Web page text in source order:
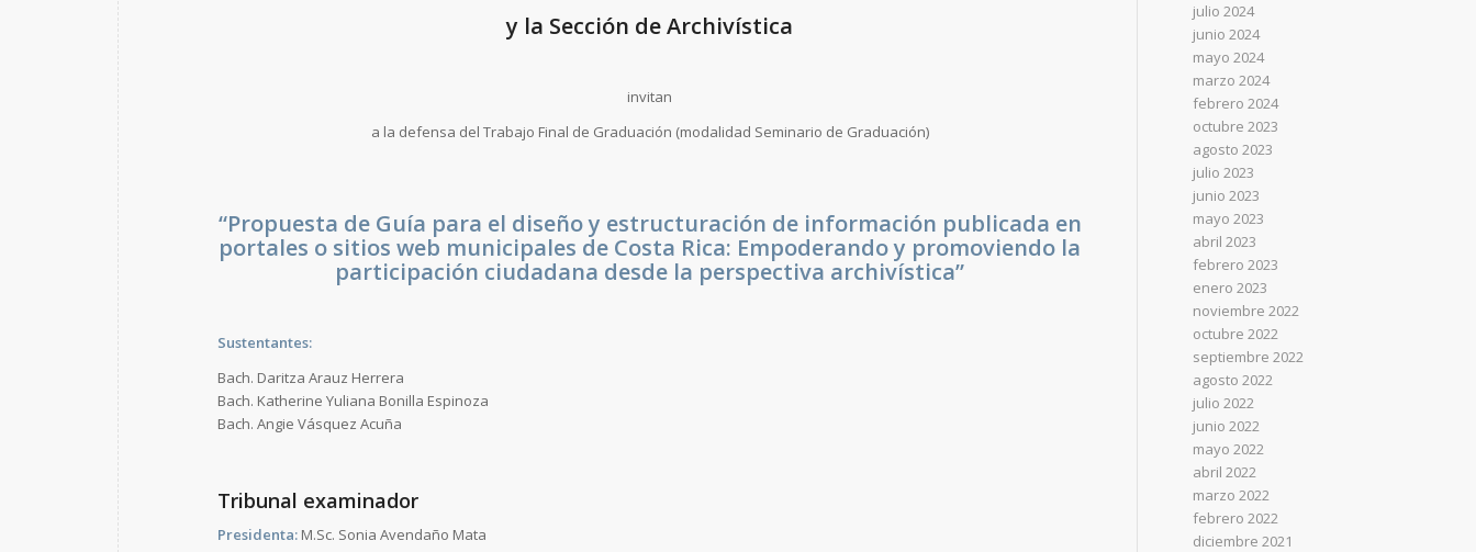
y la Sección de Archivística
invitan
a la defensa del Trabajo Final de Graduación (modalidad Seminario de Graduación)
“Propuesta de Guía para el diseño y estructuración de información publicada en
portales o sitios web municipales de Costa Rica: Empoderando y promoviendo la
participación ciudadana desde la perspectiva archivística”
Sustentantes:
Bach. Daritza Arauz Herrera
Bach. Katherine Yuliana Bonilla Espinoza
Bach. Angie Vásquez Acuña
Tribunal examinador
Presidenta: M.Sc. Sonia Avendaño Mata
julio 2024
junio 2024
mayo 2024
marzo 2024
febrero 2024
octubre 2023
agosto 2023
julio 2023
junio 2023
mayo 2023
abril 2023
febrero 2023
enero 2023
noviembre 2022
octubre 2022
septiembre 2022
agosto 2022
julio 2022
junio 2022
mayo 2022
abril 2022
marzo 2022
febrero 2022
diciembre 2021